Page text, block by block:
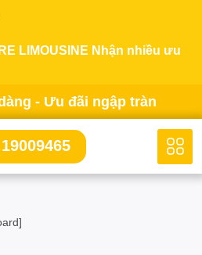
LIMOUSINE Nhận nhiều ưu
- Ưu đãi ngập tràn
19009465